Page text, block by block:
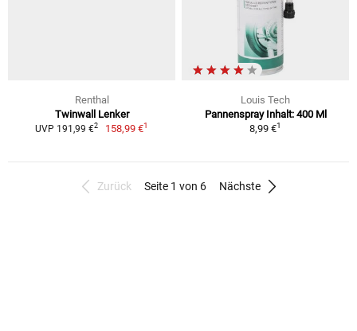
Renthal
Twinwall Lenker
UVP 191,99 €2 158,99 €1
Louis Tech
Pannenspray Inhalt: 400 Ml
8,99 €1
Zurück Seite 1 von 6 Nächste